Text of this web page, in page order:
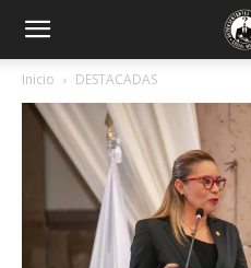
Inicio DESTACADAS